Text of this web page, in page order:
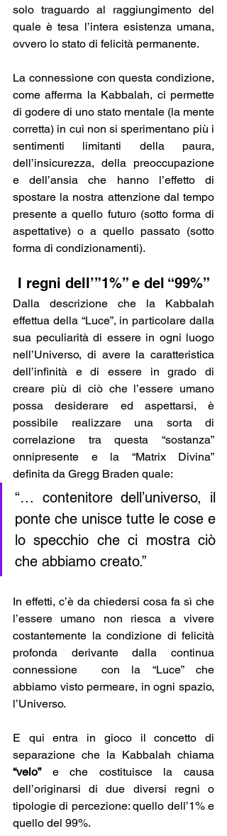
solo traguardo al raggiungimento del
quale è tesa l’intera esistenza umana,
ovvero lo stato di felicità permanente.
La connessione con questa condizione,
come afferma la Kabbalah, ci permette
di godere di uno stato mentale (la mente
corretta) in cui non si sperimentano più i
sentimenti limitanti della paura,
dell’insicurezza, della preoccupazione
e dell’ansia che hanno l’effetto di
spostare la nostra attenzione dal tempo
presente a quello futuro (sotto forma di
aspettative) o a quello passato (sotto
forma di condizionamenti).
I regni dell’”1%” e del “99%”
Dalla descrizione che la Kabbalah
effettua della “Luce”, in particolare dalla
sua peculiarità di essere in ogni luogo
nell’Universo, di avere la caratteristica
dell’infinità e di essere in grado di
creare più di ciò che l’essere umano
possa desiderare ed aspettarsi, è
possibile realizzare una sorta di
correlazione tra questa “sostanza”
onnipresente e la “Matrix Divina”
definita da Gregg Braden quale:
“… contenitore dell’universo, il
ponte che unisce tutte le cose e
lo specchio che ci mostra ciò
che abbiamo creato.”
In effetti, c’è da chiedersi cosa fa sì che
l’essere umano non riesca a vivere
costantemente la condizione di felicità
profonda derivante dalla continua
connessione  con la “Luce” che
abbiamo visto permeare, in ogni spazio,
l’Universo.
E qui entra in gioco il concetto di
“velo” e che costituisce la causa
dell’originarsi di due diversi regni o
tipologie di percezione: quello dell’1% e
quello del 99%.